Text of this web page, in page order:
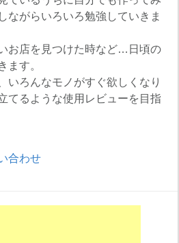
ながらいろいろ勉強していきま
お店を見つけた時など…日頃の
ます。
いろんなモノがすぐ欲しくなり
てるような使用レビューを目指
合わせ